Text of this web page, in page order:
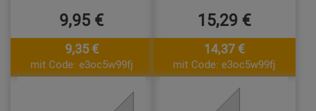
9,95 €
9,35 €
mit Code: e3oc5w99fj
15,29 €
14,37 €
mit Code: e3oc5w99fj